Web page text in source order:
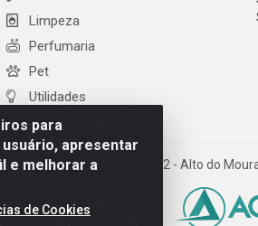
para
apresentar
e melhorar a
de Cookies
Limpeza
Perfumaria
Pet
Utilidades
- Estrada Alto do Moura, 582 - Alto do